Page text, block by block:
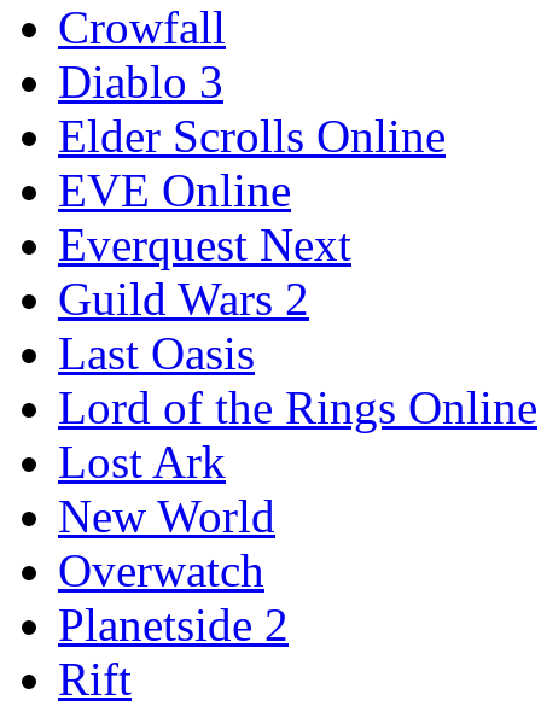
Crowfall
Diablo 3
Elder Scrolls Online
EVE Online
Everquest Next
Guild Wars 2
Last Oasis
Lord of the Rings Online
Lost Ark
New World
Overwatch
Planetside 2
Rift